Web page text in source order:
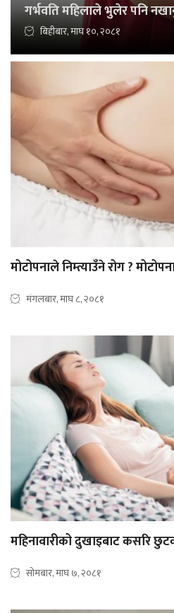
गर्भवति महिलाले भुलेर पनि
बिहीबार, माघ १०, २०८१
मोटोपनाले निम्त्याउँने रोग ?
मंगलबार, माघ ८, २०८१
महिनावारीको दुखाइबाट कसरि
सोमबार, माघ ७, २०८१